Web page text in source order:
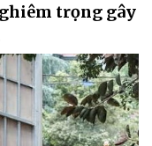
trọng gây